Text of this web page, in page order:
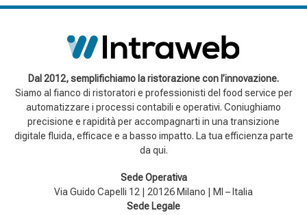
Sede Operativa
Via Guido Capelli 12 | 20126 Milano | MI – Italia
Sede Legale
Dal 2012, semplifichiamo la ristorazione con l’innovazione.
Siamo al fianco di ristoratori e professionisti del food service per
automatizzare i processi contabili e operativi. Coniughiamo
precisione e rapidità per accompagnarti in una transizione
digitale fluida, efficace e a basso impatto. La tua efficienza parte
da qui.